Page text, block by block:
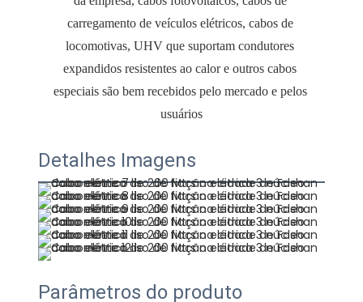
carregamento de veículos elétricos, cabos de
locomotivas, UHV que suportam condutores
expandidos resistentes ao calor e outros cabos
especiais são bem recebidos pelo mercado e pelos
Detalhes Imagens
Parâmetros do produto